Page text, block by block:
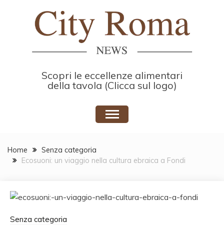
Scopri le eccellenze alimentari
della tavola (Clicca sul logo)
Home
Senza categoria
Ecosuoni: un viaggio nella cultura ebraica a Fondi
Senza categoria